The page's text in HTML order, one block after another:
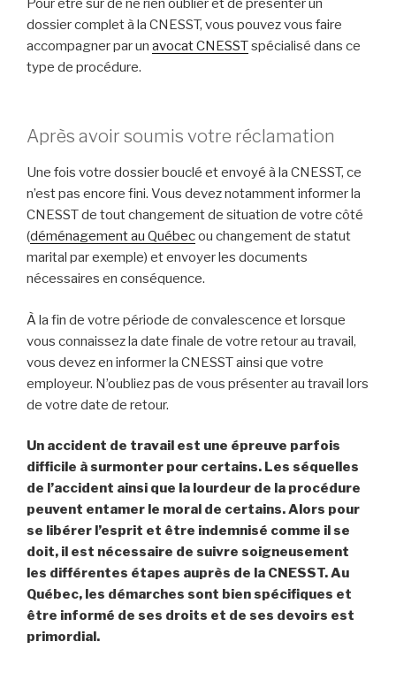
Pour être sûr de ne rien oublier et de présenter un
dossier complet à la CNESST, vous pouvez vous faire
accompagner par un avocat CNESSTspécialisé dans ce
type de procédure.
Après avoir soumis votre réclamation
Une fois votre dossier bouclé et envoyé à la CNESST, ce
n’est pas encore fini. Vous devez notamment informer la
CNESST de tout changement de situation de votre côté
(déménagement au Québecou changement de statut
marital par exemple) et envoyer les documents
nécessaires en conséquence.
À la fin de votre période de convalescence et lorsque
vous connaissez la date finale de votre retour au travail,
vous devez en informer la CNESST ainsi que votre
employeur. N’oubliez pas de vous présenter au travail lors
de votre date de retour.
Un accident de travail est une épreuve parfois
difficile à surmonter pour certains. Les séquelles
de l’accident ainsi que la lourdeur de la procédure
peuvent entamer le moral de certains. Alors pour
se libérer l’esprit et être indemnisé comme il se
doit, il est nécessaire de suivre soigneusement
les différentes étapes auprès de la CNESST. Au
Québec, les démarches sont bien spécifiques et
être informé de ses droits et de ses devoirs est
primordial.